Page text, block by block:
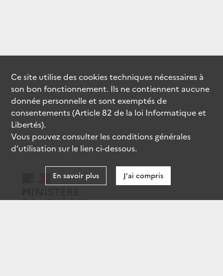
Ce site utilise descookiestechniques nécessaires à
son bon fonctionnement. Ils ne contiennent aucune
donnée personnelle et sont exemptés de
consentements (Article 82 de la loi Informatique et
Libertés).
Vous pouvez consulter les conditions générales
d’utilisation sur le lien ci-dessous.
En savoir plus J'ai compris